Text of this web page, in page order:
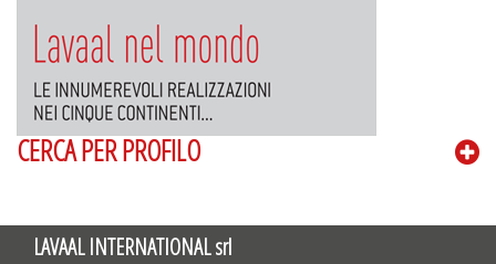
CERCA PER PROFILO
LAVAAL INTERNATIONAL srl